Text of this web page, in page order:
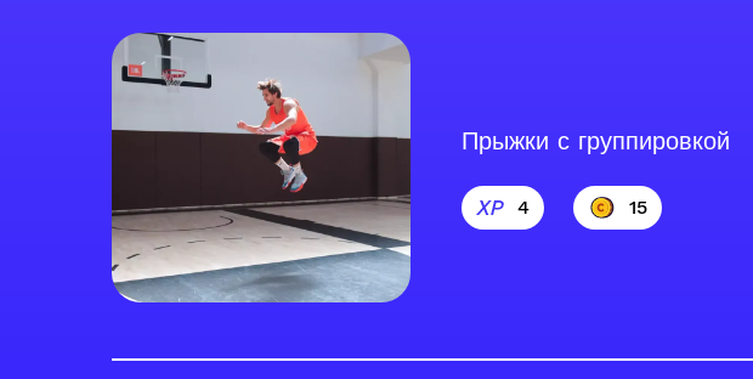
Прыжки с группировкой
4 15